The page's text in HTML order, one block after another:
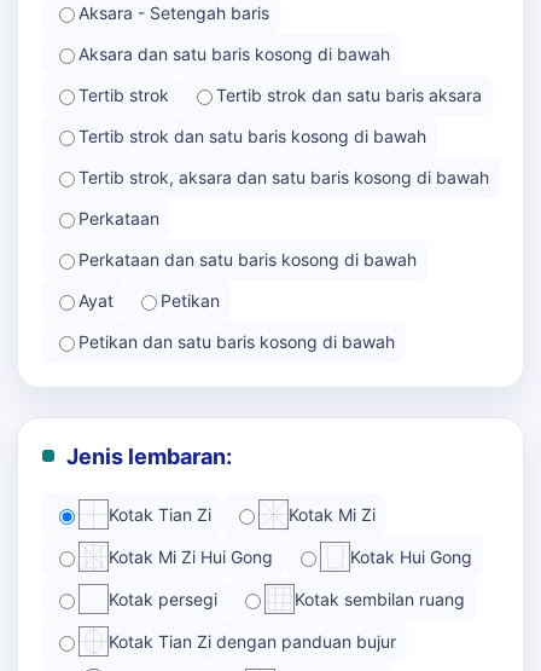
Aksara - Setengah baris
Aksara dan satu baris kosong di bawah
Tertib strok
Tertib strok dan satu baris aksara
Tertib strok dan satu baris kosong di bawah
Tertib strok, aksara dan satu baris kosong di bawah
Perkataan
Perkataan dan satu baris kosong di bawah
Ayat
Petikan
Petikan dan satu baris kosong di bawah
Jenis lembaran:
Kotak Tian Zi Kotak Mi Zi
Kotak Mi Zi Hui Gong Kotak Hui Gong
Kotak persegi Kotak sembilan ruang
Kotak Tian Zi dengan panduan bujur